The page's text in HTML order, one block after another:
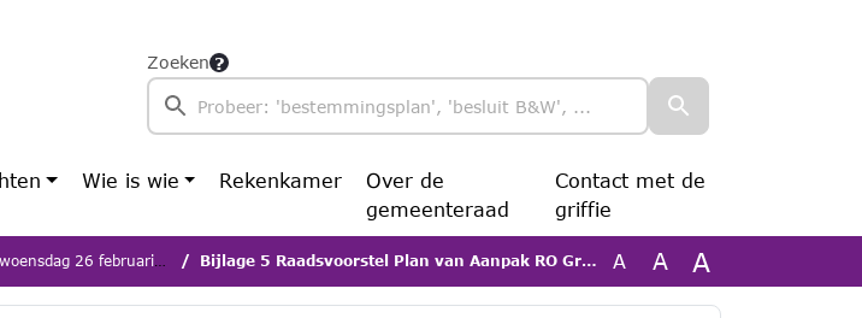
Zoeken
Wie is wie Rekenkamer
Over de
gemeenteraad
Contact met de
griffie
26 februari 2025) Bijlage 5 Raadsvoorstel Plan van Aanpak RO Groep A A A